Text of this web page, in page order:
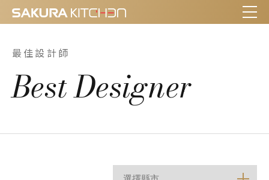
最佳設計師
Best Designer